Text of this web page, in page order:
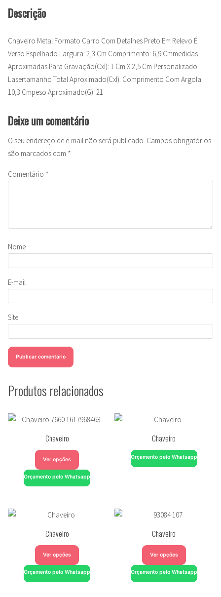
Descrição
Chaveiro Metal Formato Carro Com Detalhes Preto Em Relevo É
Verso Espelhado.Largura: 2,3 Cm Comprimento: 6,9 Cmmedidas
Aproximadas Para Gravação(Cxl): 1 Cm X 2,5 Cm Personalizado
Lasertamanho Total Aproximado(Cxl): Comprimento Com Argola
10,3 Cmpeso Aproximado(G): 21
Deixe um comentário
O seu endereço de e-mail não será publicado. Campos obrigatórios
são marcados com *
Comentário *
Nome
E-mail
Site
Produtos relacionados
Chaveiro
Ver opções
Orçamento pelo Whatsapp
Chaveiro
Orçamento pelo Whatsapp
Chaveiro
Ver opções
Orçamento pelo Whatsapp
Chaveiro
Ver opções
Orçamento pelo Whatsapp